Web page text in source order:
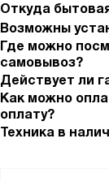
Откуда
Возможны
Где можно
самовывоз?
Действует ли
Как можно
оплату?
Техника в